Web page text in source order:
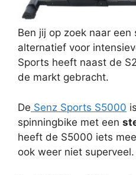
Ben jij op zoek naar
alternatief voor
Sports heeft naast de
de markt gebracht.
De Senz Sports S5000
spinningbike met een
heeft de S5000 iets
ook weer niet superveel.